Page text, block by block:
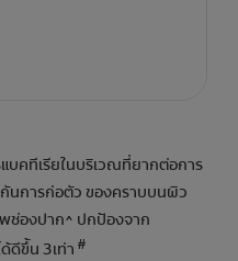
บคทีเรียในบริเวณที่ยากต่อการ
กันการก่อตัว ของคราบบนผิว
องปาก^ ปกป้องจาก
ดีขึ้น 3เท่า #